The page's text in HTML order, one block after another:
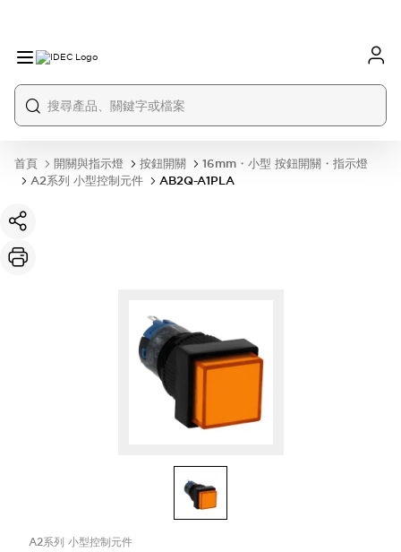
首頁 開關與指示燈 按鈕開關
16mm・小型 按鈕開關・指示燈
A2系列 小型控制元件
AB2Q-A1PLA
A2系列 小型控制元件